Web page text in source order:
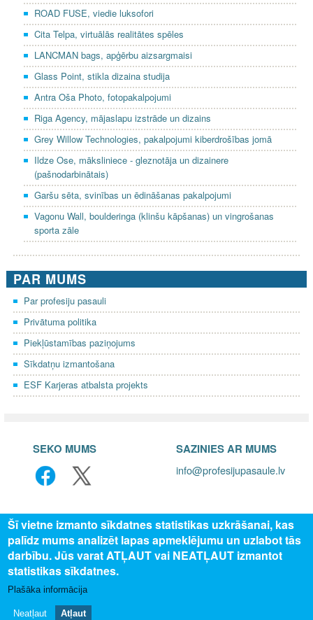
ROAD FUSE, viedie luksofori
Cita Telpa, virtuālās realitātes spēles
LANCMAN bags, apģērbu aizsargmaisi
Glass Point, stikla dizaina studija
Antra Oša Photo, fotopakalpojumi
Riga Agency, mājaslapu izstrāde un dizains
Grey Willow Technologies, pakalpojumi kiberdrošības jomā
Ildze Ose, māksliniece - gleznotāja un dizainere
(pašnodarbinātais)
Garšu sēta, svinības un ēdināšanas pakalpojumi
Vagonu Wall, boulderinga (klinšu kāpšanas) un vingrošanas
sporta zāle
PAR MUMS
Par profesiju pasauli
Privātuma politika
Piekļūstamības paziņojums
Sīkdatņu izmantošana
ESF Karjeras atbalsta projekts
SEKO MUMS SAZINIES AR MUMS
info@profesijupasaule.lv
© 2025 Valsts izglītības attīstības aģentūra, publicētā satura visas
Šī vietne izmanto sīkdatnes statistikas uzkrāšanai, kas
palīdz mums analizēt lapas apmeklējumu un uzlabot tās
darbību. Jūs varat ATĻAUT vai NEATĻAUT izmantot
statistikas sīkdatnes.
Plašāka informācija
Neatļaut Atļaut